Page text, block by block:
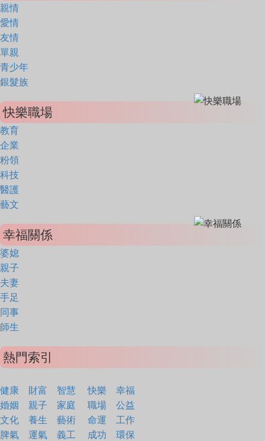
親情
愛情
友情
單親
青少年
銀髮族
快樂職場
教育
企業
粉領
科技
醫護
藝文
幸福關係
婆媳
親子
夫妻
手足
同事
師生
熱門索引
健康 財富 智慧 快樂
幸福
婚姻
親子 家庭 職場
公益
文化
養生 藝術 命運
工作
脾氣
運氣 義工 成功 環保